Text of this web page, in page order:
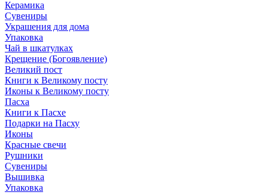
Керамика
Сувениры
Украшения для дома
Упаковка
Чай в шкатулках
Крещение (Богоявление)
Великий пост
Книги к Великому посту
Иконы к Великому посту
Пасха
Книги к Пасхе
Подарки на Пасху
Иконы
Красные свечи
Рушники
Сувениры
Вышивка
Упаковка